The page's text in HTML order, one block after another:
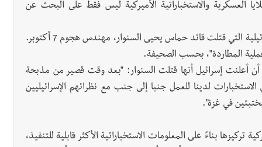
العسكرية والاستخباراتية الأميركية ليس فقط على البحث عن
"لا يدعي كبار الضباط الأميركيين أن الفضل في العملية الإسرائيلية التي قتلت قائد حماس يحيى السنوار، مهندس هجوم 7 أكتوبر.
المطاردة"، بحسب الصحيفة.
أعلنت إسرائيل أنها قتلت السنوار: "بعد وقت قصير من مذبحة
لدينا للعمل جنبا إلى جنب مع نظرائهم الإسرائيليين
في غزة".
بناءً على المعلومات الاستخباراتية الأكثر قابلية للتنفيذ،